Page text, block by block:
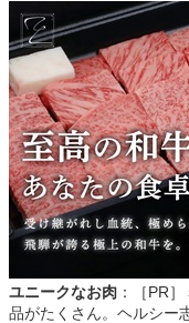
ユニークなお肉 ：［PR
品がたくさん。ヘルシー